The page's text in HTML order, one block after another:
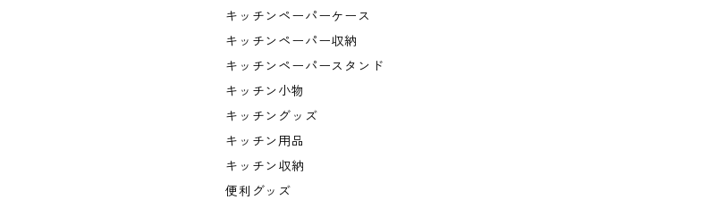
キッチンペーパーケース
キッチンペーパー収納
キッチンペーパースタンド
キッチン小物
キッチングッズ
キッチン用品
キッチン収納
便利グッズ